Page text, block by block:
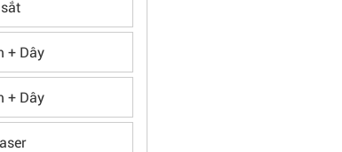
+ Dây
+ Dây